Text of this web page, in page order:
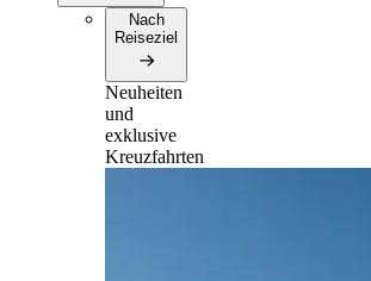
Nach
Reiseziel
Neuheiten
und
exklusive
Kreuzfahrten